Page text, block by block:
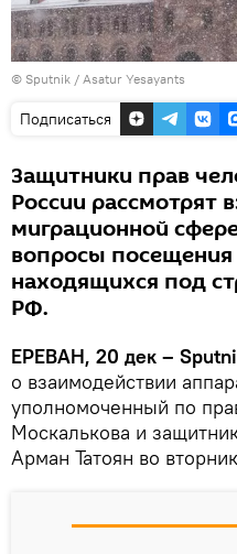
© Sputnik / Asatur Yesayants
Подписаться
Защитники прав
России рассмотрят
миграционной
вопросы
находящихся под
РФ.
ЕРЕВАН, 20 дек –
о взаимодействии
уполномоченный по
Москалькова и
Арман Татоян во